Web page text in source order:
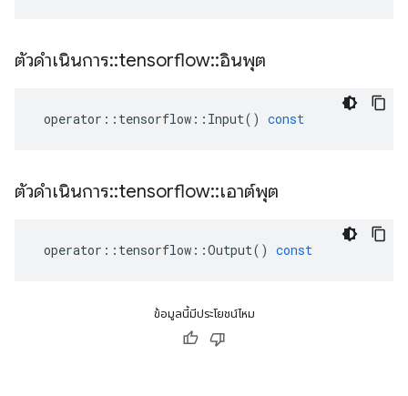
ตัวดำเนินการ::tensorflow::อินพุต
operator :: tensorflow :: Input() const
ตัวดำเนินการ::tensorflow::เอาต์พุต
operator :: tensorflow ::Output() const
ข้อมูลนี้มีประโยชน์ไหม